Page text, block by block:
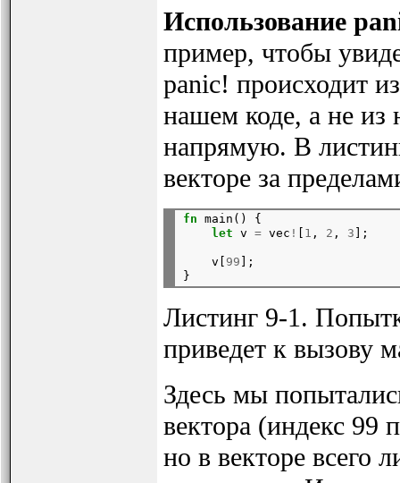
Использование
пример, чтобы
panic! происходит
нашем коде, а не из
напрямую. В
векторе за
fn main() {
let v = vec ! 1 , 2 , 3 ];
    v[
99 ];
Листинг 9-1.
приведет к вызову
Здесь мы
вектора (индекс 99
но в векторе всего